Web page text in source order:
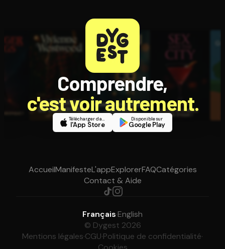
Comprendre,
c'est voir autrement.
Télécharger dans
l'App Store
Disponible sur
Google Play
AccueilManifesteL'appExplorerFAQCatégories
Contact & Aide
Français·English
© Dygest 2026
Mentions légales·CGU·Politique de confidentialité·